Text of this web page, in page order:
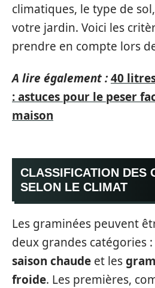
climatiques, le type de
votre jardin. Voici les
prendre en compte lors
A lire également :40
: astuces pour le peser
maison
CLASSIFICATION DES
SELON LE CLIMAT
Les graminées peuvent
deux grandes catégories :
saison chaude et les
froide. Les premières,